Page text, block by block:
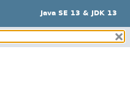
Java SE 13 & JDK 13